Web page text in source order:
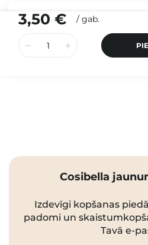
3,50 € / gab.
Cosibella
Izdevīgi kopšanas
padomi un
Tavā e-